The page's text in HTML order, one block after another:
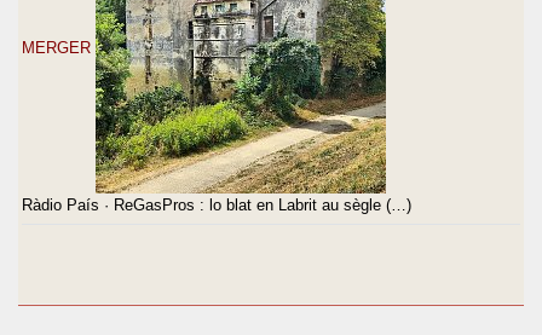
MERGER
Ràdio País · ReGasPros : lo blat en Labrit au sègle (…)